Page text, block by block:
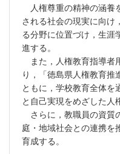
人権尊重の精神の涵養
される社会の現実に向け
る分野に位置づけ，生涯
進する。
また，人権教育指導者
り，「徳島県人権教育推
ともに，学校教育全体を
と自己実現をめざした人
さらに，教職員の資質
庭・地域社会との連携を
育成する。